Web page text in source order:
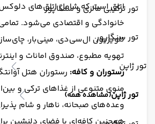
تور ترکیبی مالزی و سنگاپور
تور سنگاپور
تور ژاپن
تور ژاپن(مشاهده همه)
اتاق است که شامل اتاق‌های
خانوادگی و اقتصادی می‌شود.
تلویزیون ال‌سی‌دی، مینی‌بار،
تهویه مطبوع، صندوق امانات و
رستوران و کافه: رستوران هتل
منوی متنوعی از غذاهای ترکی و
وعده‌های صبحانه، ناهار و شام